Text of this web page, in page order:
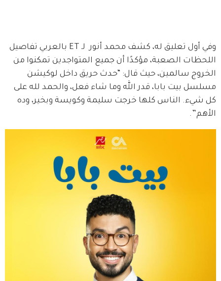
وفي أول تعليق له، كشف محمد أنور  لـ ET بالعربي تفاصيل
اللحظات الصعبة، مؤكدًا أن جميع المتواجدين تمكنوا من
الخروج سالمين، حيث قال: “حدث حريق داخل لوكيشن
مسلسل بيت بابا، قدر الله وما شاء فعل، والحمد لله على
كل شيء. الناس كلها خرجت سليمة وكويسة وبخير، وده
الأهم”.